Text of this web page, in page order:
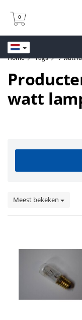
0
0
Home Tags 7 watt
watt
Meest bekeken